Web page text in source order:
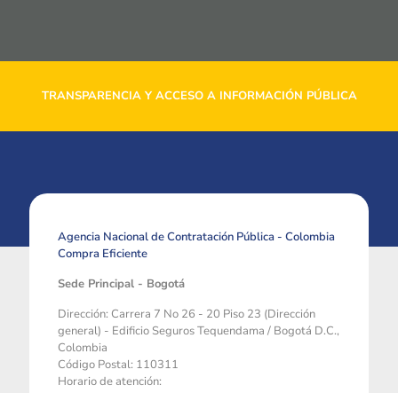
TRANSPARENCIA Y ACCESO A INFORMACIÓN PÚBLICA
Agencia Nacional de Contratación Pública - Colombia
Compra Eficiente
Sede Principal - Bogotá
Dirección: Carrera 7 No 26 - 20 Piso 23 (Dirección
general) - Edificio Seguros Tequendama / Bogotá D.C.,
Colombia
Código Postal: 110311
Horario de atención: